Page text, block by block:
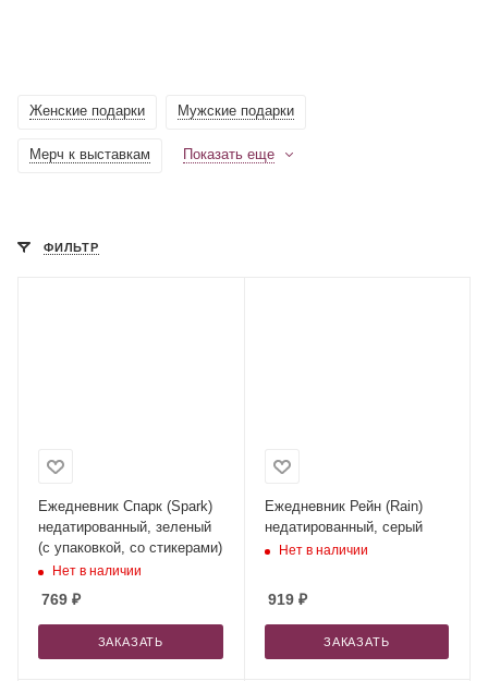
Женские подарки Мужские подарки
Мерч к выставкам Показать еще
ФИЛЬТР
Ежедневник Спарк (Spark)
недатированный, зеленый
(с упаковкой, со стикерами)
Нет в наличии
769 ₽
ЗАКАЗАТЬ
Ежедневник Рейн (Rain)
недатированный, серый
Нет в наличии
919₽
ЗАКАЗАТЬ